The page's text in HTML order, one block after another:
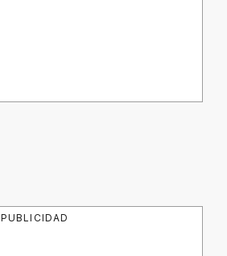
PUBLICIDAD